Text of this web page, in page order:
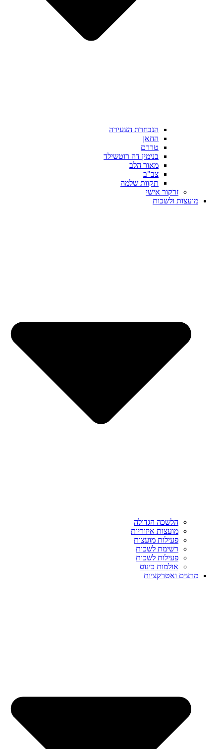
הנבחרת הצעירה
החאן
טררם
בנימין דה רוטשילד
מאור הלב
צב"ב
תקוות שלמה
זרקור אישי
מועצות ולשכות
הלשכה הגדולה
מועצות איזוריות
פעילות מועצות
רשימת לשכות
פעילות לשכות
אולמות כינוס
מרצים ואטרקציות